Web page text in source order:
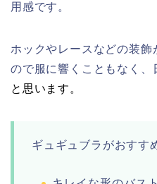
用感です。
ホックやレースなどの装
ので服に響くこともなく、
と思います。
ギュギュブラがおすす